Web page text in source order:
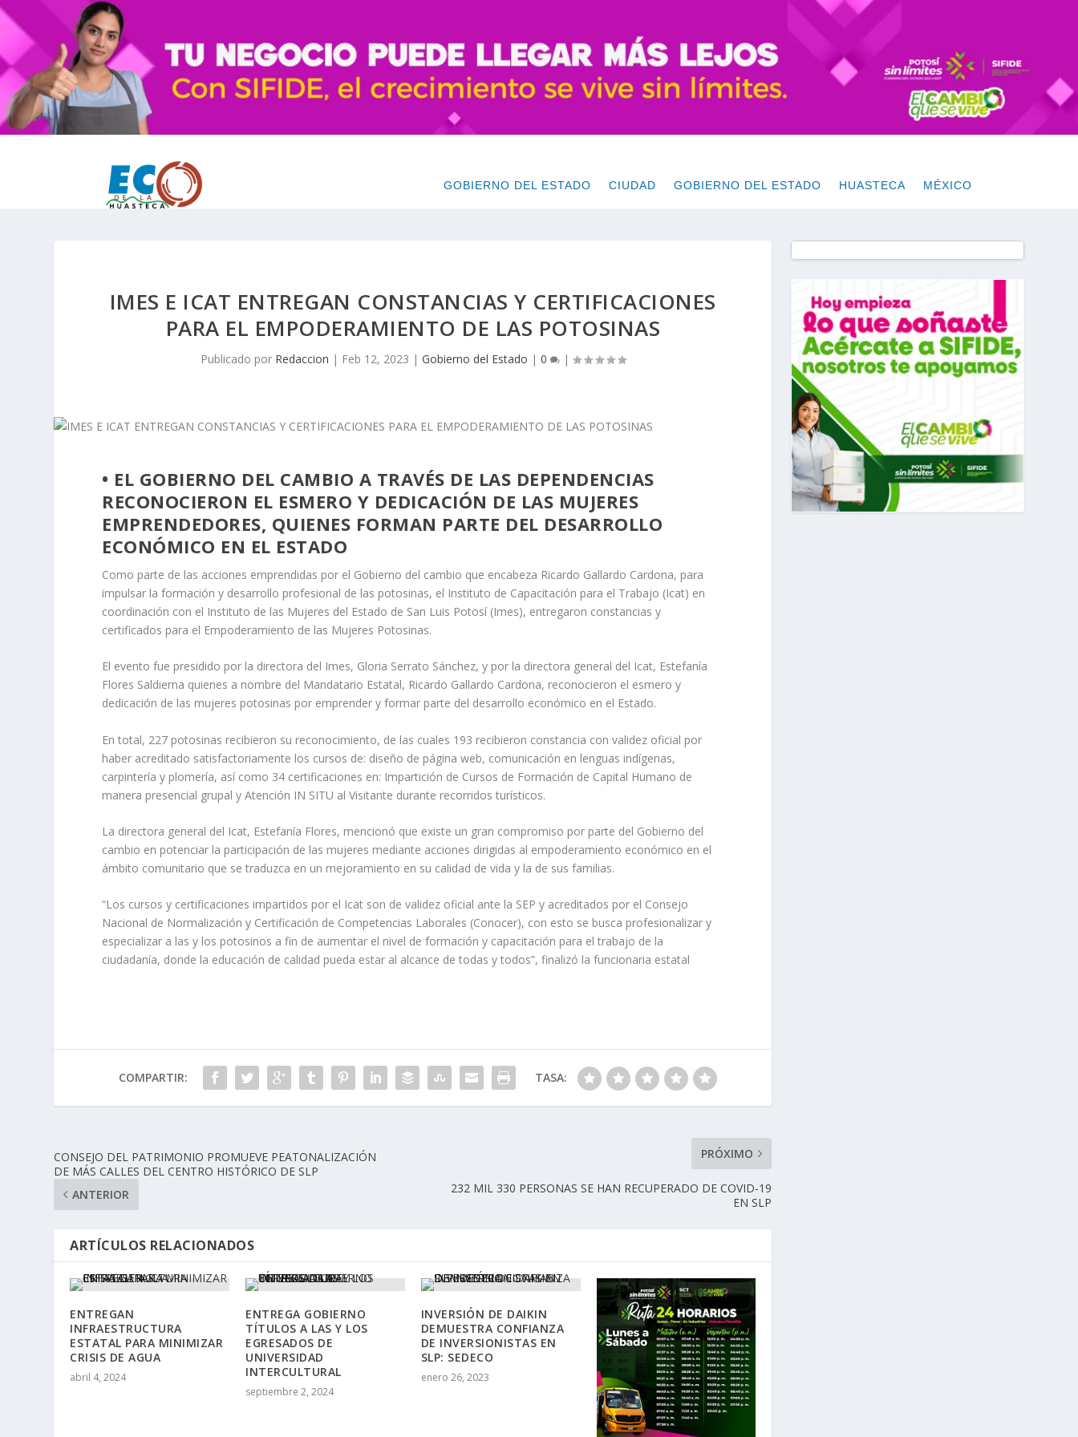
GOBIERNO DEL ESTADO CIUDAD GOBIERNO DEL ESTADO HUASTECA MÉXICO
IMES E ICAT ENTREGAN CONSTANCIAS Y CERTIFICACIONES
PARA EL EMPODERAMIENTO DE LAS POTOSINAS
Publicado por Redaccion | Feb 12, 2023 | Gobierno del Estado | 0 |
• EL GOBIERNO DEL CAMBIO A TRAVÉS DE LAS DEPENDENCIAS
RECONOCIERON EL ESMERO Y DEDICACIÓN DE LAS MUJERES
EMPRENDEDORES, QUIENES FORMAN PARTE DEL DESARROLLO
ECONÓMICO EN EL ESTADO
Como parte de las acciones emprendidas por el Gobierno del cambio que encabeza Ricardo Gallardo Cardona, para
impulsar la formación y desarrollo profesional de las potosinas, el Instituto de Capacitación para el Trabajo (Icat) en
coordinación con el Instituto de las Mujeres del Estado de San Luis Potosí (Imes), entregaron constancias y
certificados para el Empoderamiento de las Mujeres Potosinas.
El evento fue presidido por la directora del Imes, Gloria Serrato Sánchez, y por la directora general del Icat, Estefanía
Flores Saldierna quienes a nombre del Mandatario Estatal, Ricardo Gallardo Cardona, reconocieron el esmero y
dedicación de las mujeres potosinas por emprender y formar parte del desarrollo económico en el Estado.
En total, 227 potosinas recibieron su reconocimiento, de las cuales 193 recibieron constancia con validez oficial por
haber acreditado satisfactoriamente los cursos de: diseño de página web, comunicación en lenguas indígenas,
carpintería y plomería, así como 34 certificaciones en: Impartición de Cursos de Formación de Capital Humano de
manera presencial grupal y Atención IN SITU al Visitante durante recorridos turísticos.
La directora general del Icat, Estefanía Flores, mencionó que existe un gran compromiso por parte del Gobierno del
cambio en potenciar la participación de las mujeres mediante acciones dirigidas al empoderamiento económico en el
ámbito comunitario que se traduzca en un mejoramiento en su calidad de vida y la de sus familias.
“Los cursos y certificaciones impartidos por el Icat son de validez oficial ante la SEP y acreditados por el Consejo
Nacional de Normalización y Certificación de Competencias Laborales (Conocer), con esto se busca profesionalizar y
especializar a las y los potosinos a fin de aumentar el nivel de formación y capacitación para el trabajo de la
ciudadanía, donde la educación de calidad pueda estar al alcance de todas y todos”, finalizó la funcionaria estatal
COMPARTIR: TASA:
CONSEJO DEL PATRIMONIO PROMUEVE PEATONALIZACIÓN
DE MÁS CALLES DEL CENTRO HISTÓRICO DE SLP
ANTERIOR
PRÓXIMO
232 MIL 330 PERSONAS SE HAN RECUPERADO DE COVID-19
EN SLP
ARTÍCULOS RELACIONADOS
ENTREGAN
INFRAESTRUCTURA
ESTATAL PARA MINIMIZAR
CRISIS DE AGUA
abril 4, 2024
ENTREGA GOBIERNO
TÍTULOS A LAS Y LOS
EGRESADOS DE
UNIVERSIDAD
INTERCULTURAL
septiembre 2, 2024
INVERSIÓN DE DAIKIN
DEMUESTRA CONFIANZA
DE INVERSIONISTAS EN
SLP: SEDECO
enero 26, 2023